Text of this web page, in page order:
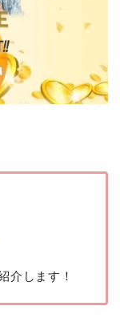
介します！